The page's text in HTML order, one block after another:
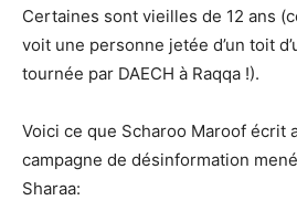
Certaines sont vieilles de 12 ans
voit une personne jetée d’un toit
tournée par DAECH à Raqqa !).
Voici ce que Scharoo Maroof écrit
campagne de désinformation
Sharaa: